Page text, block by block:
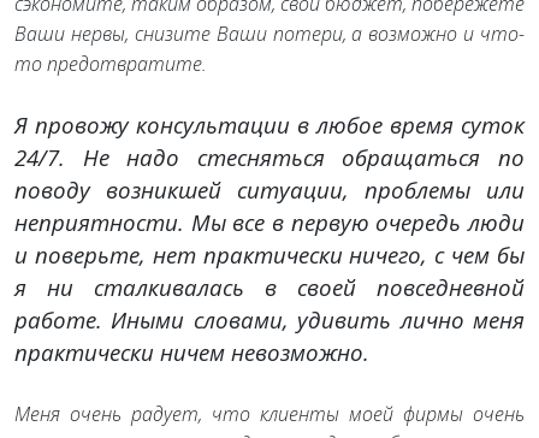
Ваши нервы, снизите Ваши потери, а возможно и что-
то предотвратите.
Я провожу консультации в любое время суток
24/7. Не надо стесняться обращаться по
поводу возникшей ситуации, проблемы или
неприятности. Мы все в первую очередь люди
и поверьте, нет практически ничего, с чем бы
я ни сталкивалась в своей повседневной
работе. Иными словами, удивить лично меня
практически ничем невозможно.
Меня очень радует, что клиенты моей фирмы очень